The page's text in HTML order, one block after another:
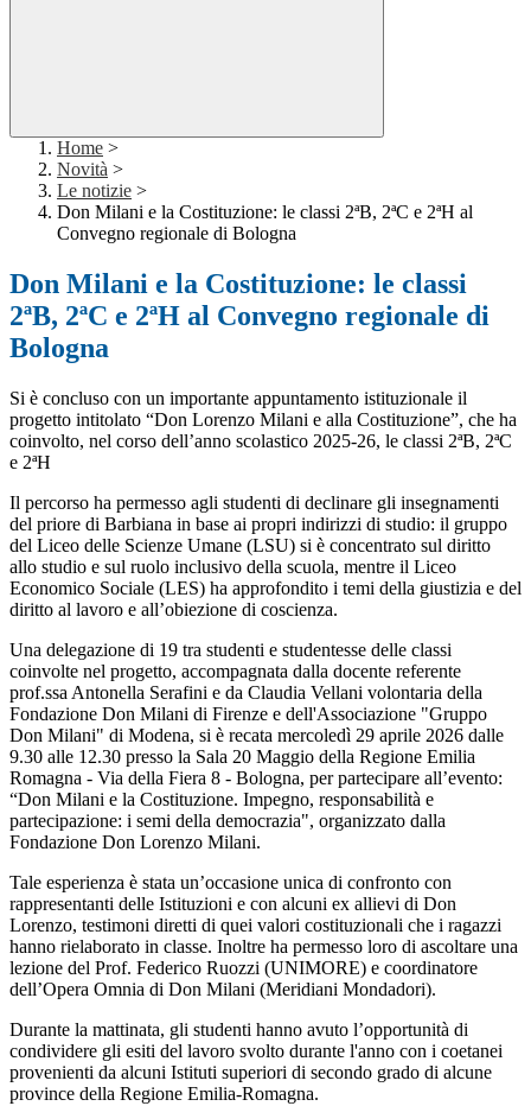
Home >
Novità >
Le notizie >
Don Milani e la Costituzione: le classi 2ªB, 2ªC e 2ªH al
Convegno regionale di Bologna
Don Milani e la Costituzione: le classi
2ªB, 2ªC e 2ªH al Convegno regionale di
Bologna
Si è concluso con un importante appuntamento istituzionale il
progetto intitolato “Don Lorenzo Milani e alla Costituzione”, che ha
coinvolto, nel corso dell’anno scolastico 2025-26, le classi 2ªB, 2ªC
e 2ªH
Il percorso ha permesso agli studenti di declinare gli insegnamenti
del priore di Barbiana in base ai propri indirizzi di studio: il gruppo
del Liceo delle Scienze Umane (LSU) si è concentrato sul diritto
allo studio e sul ruolo inclusivo della scuola, mentre il Liceo
Economico Sociale (LES) ha approfondito i temi della giustizia e del
diritto al lavoro e all’obiezione di coscienza.
Una delegazione di 19 tra studenti e studentesse delle classi
coinvolte nel progetto, accompagnata dalla docente referente
prof.ssa Antonella Serafini e da Claudia Vellani volontaria della
Fondazione Don Milani di Firenze e dell'Associazione "Gruppo
Don Milani" di Modena, si è recata mercoledì 29 aprile 2026 dalle
9.30 alle 12.30 presso la Sala 20 Maggio della Regione Emilia
Romagna - Via della Fiera 8 - Bologna, per partecipare all’evento:
“Don Milani e la Costituzione. Impegno, responsabilità e
partecipazione: i semi della democrazia", organizzato dalla
Fondazione Don Lorenzo Milani.
Tale esperienza è stata un’occasione unica di confronto con
rappresentanti delle Istituzioni e con alcuni ex allievi di Don
Lorenzo, testimoni diretti di quei valori costituzionali che i ragazzi
hanno rielaborato in classe. Inoltre ha permesso loro di ascoltare una
lezione del Prof. Federico Ruozzi (UNIMORE) e coordinatore
dell’Opera Omnia di Don Milani (Meridiani Mondadori).
Durante la mattinata, gli studenti hanno avuto l’opportunità di
condividere gli esiti del lavoro svolto durante l'anno con i coetanei
provenienti da alcuni Istituti superiori di secondo grado di alcune
province della Regione Emilia-Romagna.